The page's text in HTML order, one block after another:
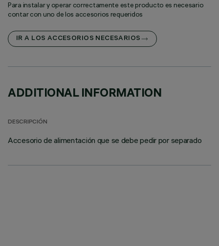
Para instalar y operar correctamente este producto es necesario
contar con uno de los accesorios requeridos
IR A LOS ACCESORIOS NECESARIOS
ADDITIONAL INFORMATION
DESCRIPCIÓN
Accesorio de alimentación que se debe pedir por separado